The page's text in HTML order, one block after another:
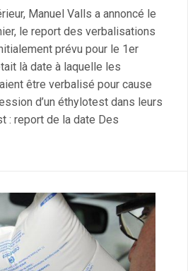
Manuel Valls a annoncé le
le report des verbalisations
prévu pour le 1er
là date à laquelle les
être verbalisé pour cause
d’un éthylotest dans leurs
: report de la date Des